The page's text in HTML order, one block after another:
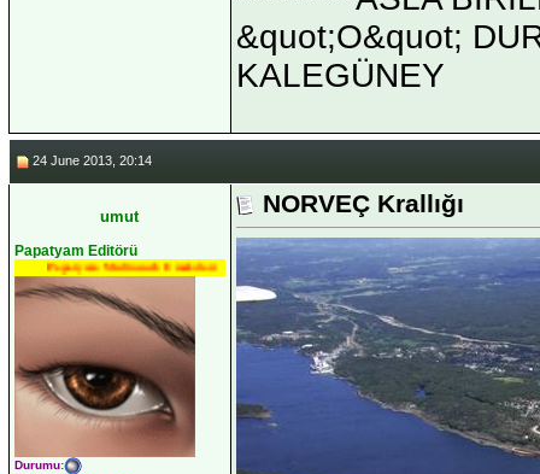
&quot;O&quot;
KALEGÜNEY
24 June 2013, 20:14
umut
Papatyam Editörü
Papatyam Medineweb Emekdarı
Durumu:
NORVEÇ Krallığı